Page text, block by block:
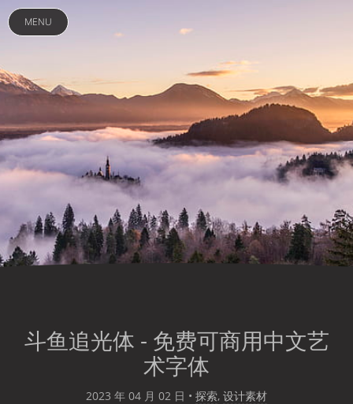
MENU
斗鱼追光体 - 免费可商用中文艺
术字体
2023 年 04 月 02 日 • 探索, 设计素材